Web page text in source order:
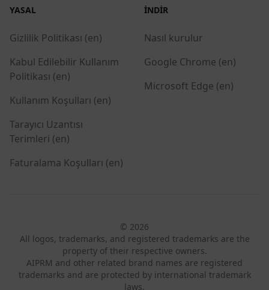
YASAL
Gizlilik Politikası (en)
Kabul Edilebilir Kullanım
Politikası (en)
Kullanım Koşulları (en)
Tarayıcı Uzantısı
Terimleri (en)
Faturalama Koşulları (en)
İNDIR
Nasıl kurulur
Google Chrome (en)
Microsoft Edge (en)
© 2026
All logos, trademarks, and registered trademarks are the
property of their respective owners.
AIPRM and other related brand names are registered
trademarks and are protected by international trademark
laws.